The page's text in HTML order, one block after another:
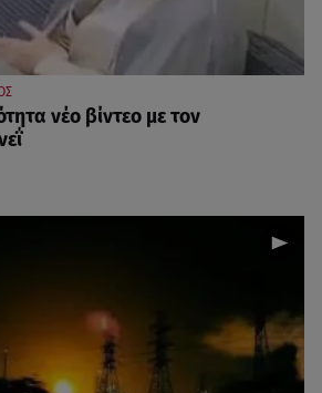
νέο βίντεο με τον